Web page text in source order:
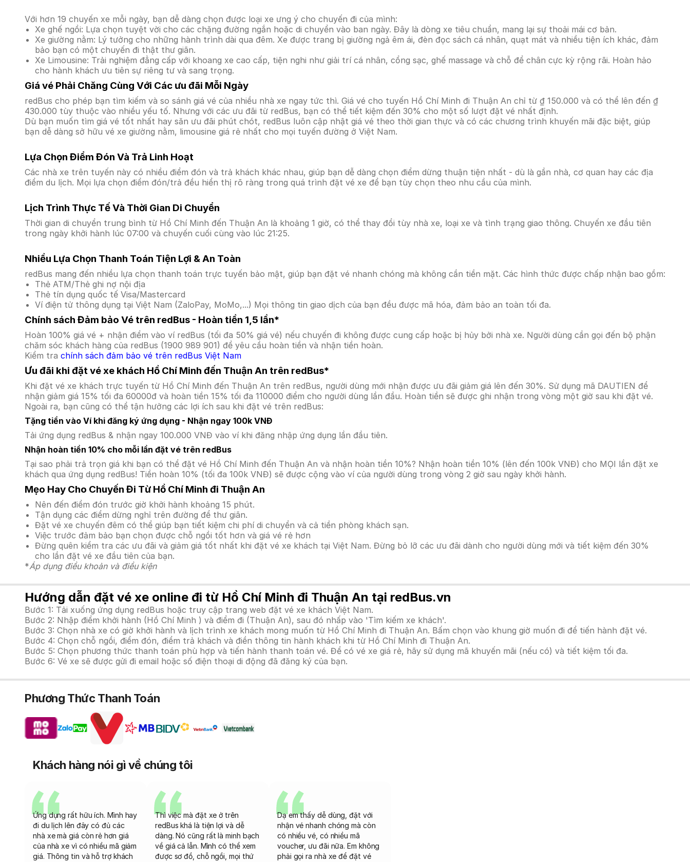
Với hơn 19 chuyến xe mỗi ngày, bạn dễ dàng chọn được loại xe ưng ý cho chuyến đi của mình:
Xe ghế ngồi: Lựa chọn tuyệt vời cho các chặng đường ngắn hoặc di chuyển vào ban ngày. Đây là dòng xe tiêu chuẩn, mang lại sự thoải mái cơ bản.
Xe giường nằm: Lý tưởng cho những hành trình dài qua đêm. Xe được trang bị giường ngả êm ái, đèn đọc sách cá nhân, quạt mát và nhiều tiện ích khác, đảm
bảo bạn có một chuyến đi thật thư giãn.
Xe Limousine: Trải nghiệm đẳng cấp với khoang xe cao cấp, tiện nghi như giải trí cá nhân, cổng sạc, ghế massage và chỗ để chân cực kỳ rộng rãi. Hoàn hảo
cho hành khách ưu tiên sự riêng tư và sang trọng.
Giá vé Phải Chăng Cùng Với Các ưu đãi Mỗi Ngày
redBus cho phép bạn tìm kiếm và so sánh giá vé của nhiều nhà xe ngay tức thì. Giá vé cho tuyến Hồ Chí Minh đi Thuận An chỉ từ ₫ 150.000 và có thể lên đến ₫
430.000 tùy thuộc vào nhiều yếu tố. Nhưng với các ưu đãi từ redBus, bạn có thể tiết kiệm đến 30% cho một số lượt đặt vé nhất định.
Dù bạn muốn tìm giá vé tốt nhất hay săn ưu đãi phút chót, redBus luôn cập nhật giá vé theo thời gian thực và có các chương trình khuyến mãi đặc biệt, giúp
bạn dễ dàng sở hữu vé xe giường nằm, limousine giá rẻ nhất cho mọi tuyến đường ở Việt Nam.
Lựa Chọn Điểm Đón Và Trả Linh Hoạt
Các nhà xe trên tuyến này có nhiều điểm đón và trả khách khác nhau, giúp bạn dễ dàng chọn điểm dừng thuận tiện nhất - dù là gần nhà, cơ quan hay các địa
điểm du lịch. Mọi lựa chọn điểm đón/trả đều hiển thị rõ ràng trong quá trình đặt vé xe để bạn tùy chọn theo nhu cầu của mình.
Lịch Trình Thực Tế Và Thời Gian Di Chuyển
Thời gian di chuyển trung bình từ Hồ Chí Minh đến Thuận An là khoảng 1 giờ, có thể thay đổi tùy nhà xe, loại xe và tình trạng giao thông. Chuyến xe đầu tiên
trong ngày khởi hành lúc 07:00 và chuyến cuối cùng vào lúc 21:25.
Nhiều Lựa Chọn Thanh Toán Tiện Lợi & An Toàn
redBus mang đến nhiều lựa chọn thanh toán trực tuyến bảo mật, giúp bạn đặt vé nhanh chóng mà không cần tiền mặt. Các hình thức được chấp nhận bao gồm:
Thẻ ATM/Thẻ ghi nợ nội địa
Thẻ tín dụng quốc tế Visa/Mastercard
Ví điện tử thông dụng tại Việt Nam (ZaloPay, MoMo,...) Mọi thông tin giao dịch của bạn đều được mã hóa, đảm bảo an toàn tối đa.
Chính sách Đảm bảo Vé trên redBus - Hoàn tiền 1,5 lần*
Hoàn 100% giá vé + nhận điểm vào ví redBus (tối đa 50% giá vé) nếu chuyến đi không được cung cấp hoặc bị hủy bởi nhà xe. Người dùng cần gọi đến bộ phận
chăm sóc khách hàng của redBus (1900 989 901) để yêu cầu hoàn tiền và nhận tiền hoàn.
Kiểm tra chính sách đảm bảo vé trên redBus Việt Nam
Ưu đãi khi đặt vé xe khách Hồ Chí Minh đến Thuận An trên redBus*
Khi đặt vé xe khách trực tuyến từ Hồ Chí Minh đến Thuận An trên redBus, người dùng mới nhận được ưu đãi giảm giá lên đến 30%. Sử dụng mã DAUTIEN để
nhận giảm giá 15% tối đa 60000đ và hoàn tiền 15% tối đa 110000 điểm cho người dùng lần đầu. Hoàn tiền sẽ được ghi nhận trong vòng một giờ sau khi đặt vé.
Ngoài ra, bạn cũng có thể tận hưởng các lợi ích sau khi đặt vé trên redBus:
Tặng tiền vào Ví khi đăng ký ứng dụng - Nhận ngay 100k VNĐ
Tải ứng dụng redBus & nhận ngay 100.000 VNĐ vào ví khi đăng nhập ứng dụng lần đầu tiên.
Nhận hoàn tiền 10% cho mỗi lần đặt vé trên redBus
Tại sao phải trả trọn giá khi bạn có thể đặt vé Hồ Chí Minh đến Thuận An và nhận hoàn tiền 10%? Nhận hoàn tiền 10% (lên đến 100k VNĐ) cho MỌI lần đặt xe
khách qua ứng dụng redBus! Tiền hoàn 10% (tối đa 100k VNĐ) sẽ được cộng vào ví của người dùng trong vòng 2 giờ sau ngày khởi hành.
Mẹo Hay Cho Chuyến Đi Từ Hồ Chí Minh đi Thuận An
Nên đến điểm đón trước giờ khởi hành khoảng 15 phút.
Tận dụng các điểm dừng nghỉ trên đường để thư giãn.
Đặt vé xe chuyến đêm có thể giúp bạn tiết kiệm chi phí di chuyển và cả tiền phòng khách sạn.
Việc trước đảm bảo bạn chọn được chỗ ngồi tốt hơn và giá vé rẻ hơn
Đừng quên kiểm tra các ưu đãi và giảm giá tốt nhất khi đặt vé xe khách tại Việt Nam. Đừng bỏ lỡ các ưu đãi dành cho người dùng mới và tiết kiệm đến 30%
cho lần đặt vé xe đầu tiên của bạn.
*Áp dụng điều khoản và điều kiện
Hướng dẫn đặt vé xe online đi từ Hồ Chí Minh đi Thuận An tại redBus.vn
Bước 1: Tải xuống ứng dụng redBus hoặc truy cập trang web đặt vé xe khách Việt Nam.
Bước 2: Nhập điểm khởi hành (Hồ Chí Minh ) và điểm đi (Thuận An), sau đó nhấp vào 'Tìm kiếm xe khách'.
Bước 3: Chọn nhà xe có giờ khởi hành và lịch trình xe khách mong muốn từ Hồ Chí Minh đi Thuận An. Bấm chọn vào khung giờ muốn đi để tiến hành đặt vé.
Bước 4: Chọn chỗ ngồi, điểm đón, điểm trả khách và điền thông tin hành khách khi từ Hồ Chí Minh đi Thuận An.
Bước 5: Chọn phương thức thanh toán phù hợp và tiến hành thanh toán vé. Để có vé xe giá rẻ, hãy sử dụng mã khuyến mãi (nếu có) và tiết kiệm tối đa.
Bước 6: Vé xe sẽ được gửi đi email hoặc số điện thoại di động đã đăng ký của bạn.
Phương Thức Thanh Toán
Khách hàng nói gì về chúng tôi
Ứng dụng rất hữu ích. Mình hay
đi du lịch lên đây có đủ các
nhà xe mà giá còn rẻ hơn giá
của nhà xe vì có nhiều mã giảm
giá. Thông tin và hỗ trợ khách
Thì việc mà đặt xe ở trên
redBus khá là tiện lợi và dễ
dàng. Nó cũng rất là minh bạch
về giá cả lẫn. Mình có thể xem
được sơ đồ, chỗ ngồi, mọi thứ
Dạ em thấy dễ dùng, đặt với
nhận vé nhanh chóng mà còn
có nhiều vé, có nhiều mã
voucher, ưu đãi nữa. Em không
phải gọi ra nhà xe để đặt vé